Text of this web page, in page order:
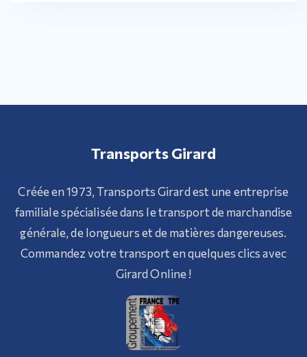
Transports Girard
Créée en 1973, Transports Girard est une entreprise
familiale spécialisée dans le transport de marchandise
générale, de longueurs et de matières dangereuses.
Commandez votre transport en quelques clics avec
Girard Online !